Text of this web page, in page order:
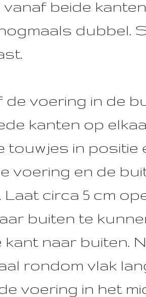
vanaf beide
dubbel.
de voering in de
kanten op
touwjes in positie
voering en de
Laat circa 5 cm
buiten te
kant naar buiten.
rondom vlak
voering in het